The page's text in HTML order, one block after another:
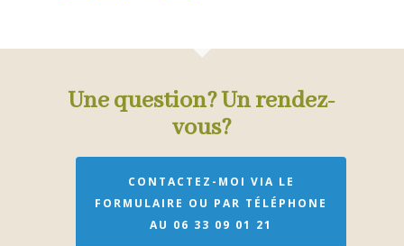
Une question? Un rendez-
vous?
CONTACTEZ-MOI VIA LE
FORMULAIRE OU PAR TÉLÉPHONE
AU 06 33 09 01 21